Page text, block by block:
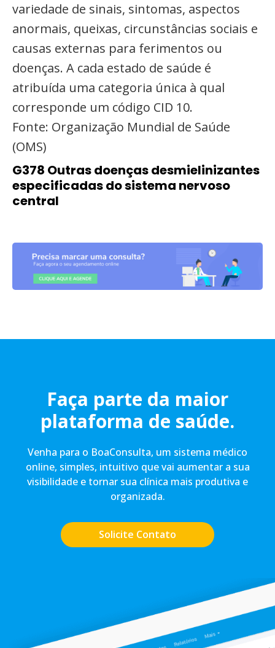
variedade de sinais, sintomas, aspectos
anormais, queixas, circunstâncias sociais e
causas externas para ferimentos ou
doenças. A cada estado de saúde é
atribuída uma categoria única à qual
corresponde um código CID 10.
Fonte: Organização Mundial de Saúde
(OMS)
G378 Outras doenças desmielinizantes
especificadas do sistema nervoso
central
Faça parte da maior
plataforma de saúde.
Venha para o BoaConsulta, um sistema médico
online, simples, intuitivo que vai aumentar a sua
visibilidade e tornar sua clínica mais produtiva e
organizada.
Solicite Contato